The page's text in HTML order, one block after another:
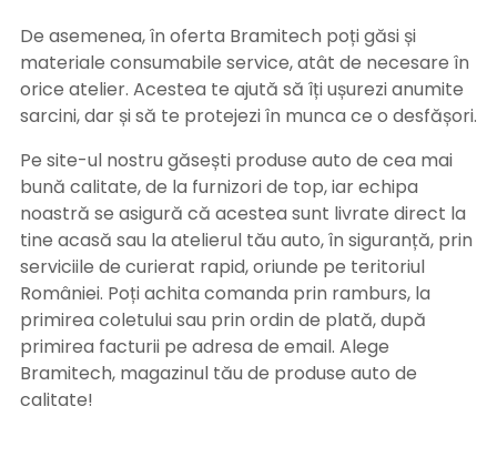
De asemenea, în oferta Bramitech poți găsi și
materiale consumabile service, atât de necesare în
orice atelier. Acestea te ajută să îți ușurezi anumite
sarcini, dar și să te protejezi în munca ce o desfășori.
Pe site-ul nostru găsești produse auto de cea mai
bună calitate, de la furnizori de top, iar echipa
noastră se asigură că acestea sunt livrate direct la
tine acasă sau la atelierul tău auto, în siguranță, prin
serviciile de curierat rapid, oriunde pe teritoriul
României. Poți achita comanda prin ramburs, la
primirea coletului sau prin ordin de plată, după
primirea facturii pe adresa de email. Alege
Bramitech, magazinul tău de produse auto de
calitate!